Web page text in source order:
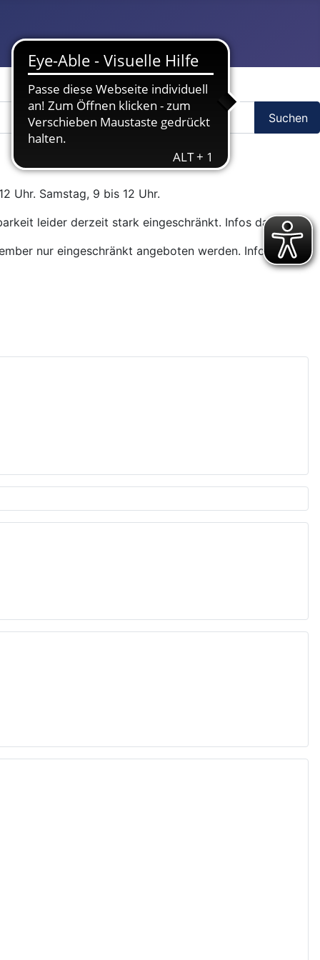
Suchen
Uhr. Samstag, 9 bis 12 Uhr.
leider derzeit stark eingeschränkt. Infos dazuhier.
nur eingeschränkt angeboten werden. Infos dazu